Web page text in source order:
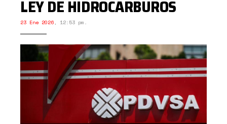
LEY DE HIDROCARBUROS
23 Ene 2026, 12:53 pm.